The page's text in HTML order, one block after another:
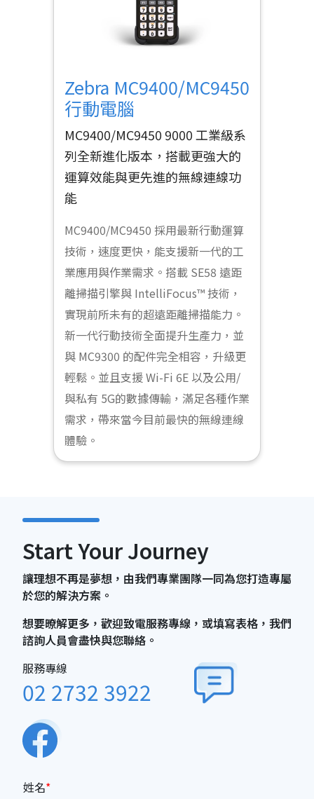
Zebra MC9400/MC9450
行動電腦
MC9400/MC9450 9000 工業級系
列全新進化版本，搭載更強大的
運算效能與更先進的無線連線功
能
MC9400/MC9450 採用最新行動運算
技術，速度更快，能支援新一代的工
業應用與作業需求。搭載 SE58 遠距
離掃描引擎與 IntelliFocus™ 技術，
實現前所未有的超遠距離掃描能力。
新一代行動技術全面提升生產力，並
與 MC9300 的配件完全相容，升級更
輕鬆。並且支援 Wi-Fi 6E 以及公用/
與私有 5G的數據傳輸，滿足各種作業
需求，帶來當今目前最快的無線連線
體驗。
Start Your Journey
讓理想不再是夢想，由我們專業團隊一同為您打造專屬
於您的解決方案。
想要暸解更多，歡迎致電服務專線，或填寫表格，我們
諮詢人員會盡快與您聯絡。
服務專線
02 2732 3922
姓名